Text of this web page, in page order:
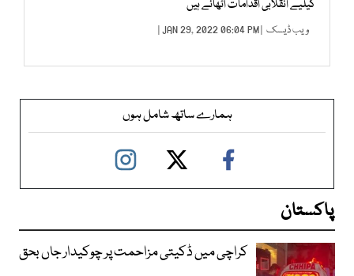
کیلیے انقلابی اقدامات اُٹھائے ہیں
ویب ڈیسک | JAN 29, 2022 06:04 PM |
ہمارے ساتھ شامل ہوں
پاکستان
کراچی میں ڈکیتی مزاحمت پر چوکیدار جاں بحق